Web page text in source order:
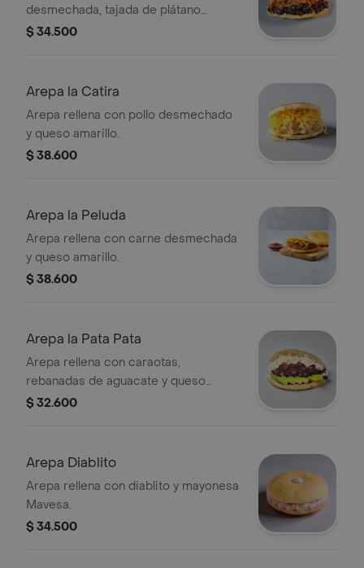
desmechada, tajada de plátano
amarillo y queso rallado.
$ 34.500
Arepa la Catira
Arepa rellena con pollo desmechado
y queso amarillo.
$ 38.600
Arepa la Peluda
Arepa rellena con carne desmechada
y queso amarillo.
$ 38.600
Arepa la Pata Pata
Arepa rellena con caraotas,
rebanadas de aguacate y queso
rallada.
$ 32.600
Arepa Diablito
Arepa rellena con diablito y mayonesa
Mavesa.
$ 34.500